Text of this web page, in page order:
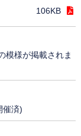
106KB
模様が掲載されま
催済)